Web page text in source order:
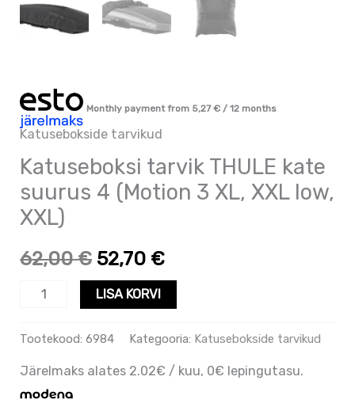
Monthly payment from 5,27€ / 12 months
Katusebokside tarvikud
Katuseboksi tarvik THULE kate
suurus 4 (Motion 3 XL, XXL low,
XXL)
62,00€ 52,70 €
low,
XXL)
LISA KORVI
Tootekood:6984 Kategooria: Katusebokside tarvikud
Järelmaks alates 2.02€ / kuu, 0€ lepingutasu.